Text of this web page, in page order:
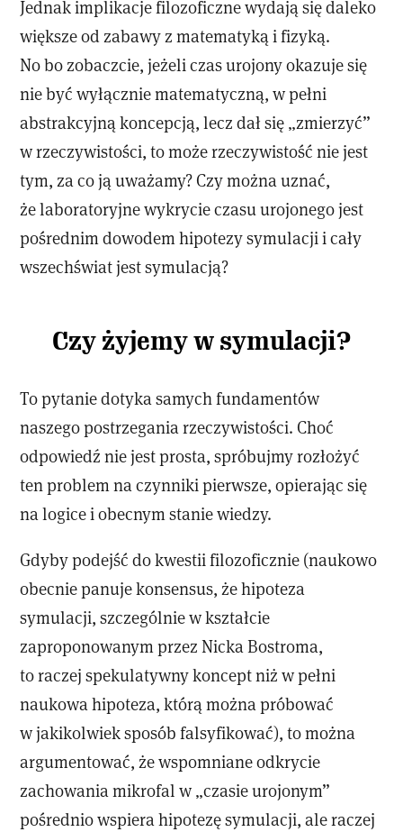
Jednak implikacje filozoficzne wydają się daleko
większe od zabawy z matematyką i fizyką.
No bo zobaczcie, jeżeli czas urojony okazuje się
nie być wyłącznie matematyczną, w pełni
abstrakcyjną koncepcją, lecz dał się „zmierzyć”
w rzeczywistości, to może rzeczywistość nie jest
tym, za co ją uważamy? Czy można uznać,
że laboratoryjne wykrycie czasu urojonego jest
pośrednim dowodem hipotezy symulacji i cały
wszechświat jest symulacją?
Czy żyjemy w symulacji?
To pytanie dotyka samych fundamentów
naszego postrzegania rzeczywistości. Choć
odpowiedź nie jest prosta, spróbujmy rozłożyć
ten problem na czynniki pierwsze, opierając się
na logice i obecnym stanie wiedzy.
Gdyby podejść do kwestii filozoficznie (naukowo
obecnie panuje konsensus, że hipoteza
symulacji, szczególnie w kształcie
zaproponowanym przez Nicka Bostroma,
to raczej spekulatywny koncept niż w pełni
naukowa hipoteza, którą można próbować
w jakikolwiek sposób falsyfikować), to można
argumentować, że wspomniane odkrycie
zachowania mikrofal w „czasie urojonym”
pośrednio wspiera hipotezę symulacji, ale raczej